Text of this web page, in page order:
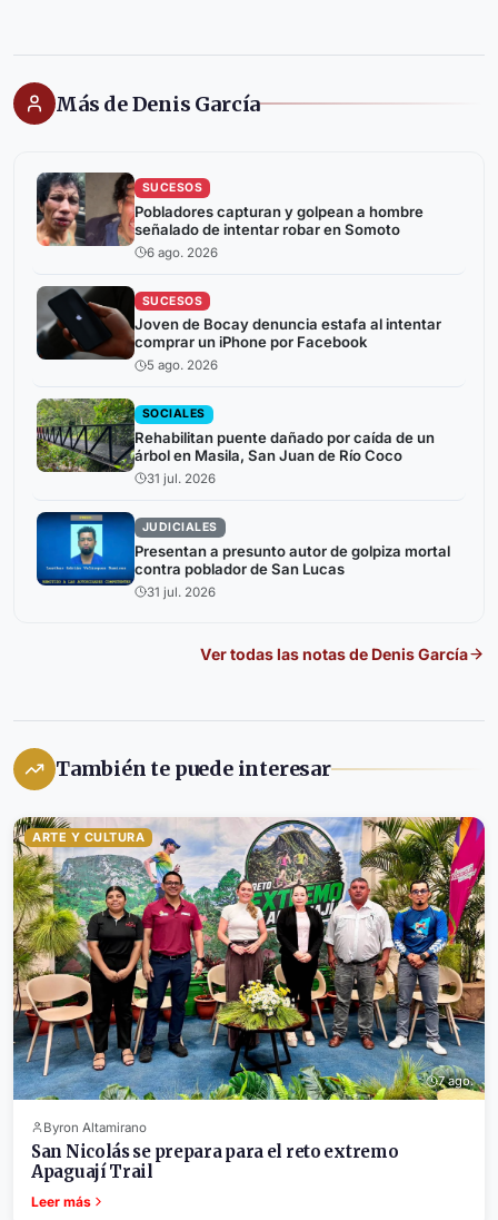
Más de Denis García
SUCESOS
Pobladores capturan y golpean a hombre
señalado de intentar robar en Somoto
6 ago. 2026
SUCESOS
Joven de Bocay denuncia estafa al intentar
comprar un iPhone por Facebook
5 ago. 2026
SOCIALES
Rehabilitan puente dañado por caída de un
árbol en Masila, San Juan de Río Coco
31 jul. 2026
JUDICIALES
Presentan a presunto autor de golpiza mortal
contra poblador de San Lucas
31 jul. 2026
Ver todas las notas de Denis García
También te puede interesar
ARTE Y CULTURA
7 ago.
Byron Altamirano
San Nicolás se prepara para el reto extremo
Apaguají Trail
Leer más